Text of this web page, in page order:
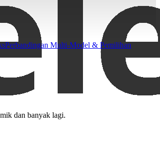
Perbandingan Multi-Model & Pemilihan
dan banyak lagi.